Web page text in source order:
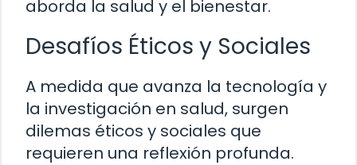
aborda la salud y el bienestar.
Desafíos Éticos y Sociales
A medida que avanza la tecnología y
la investigación en salud, surgen
dilemas éticos y sociales que
requieren una reflexión profunda.